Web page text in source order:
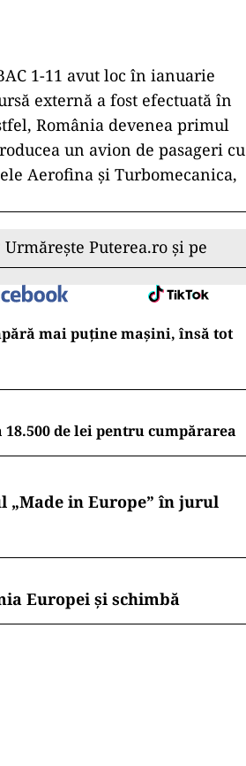
1-11 avut loc în ianuarie
externă a fost efectuată în
România devenea primul
un avion de pasageri cu
Aerofina şi Turbomecanica,
Puterea.ro și pe
mai puține mașini, însă tot
de lei pentru cumpărarea
„Made in Europe” în jurul
Europei și schimbă